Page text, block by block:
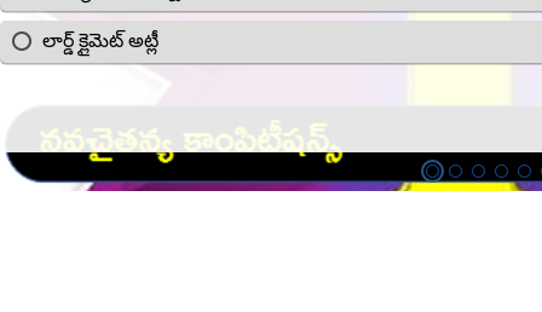
లార్డ్ క్లైమెట్ అట్లీ